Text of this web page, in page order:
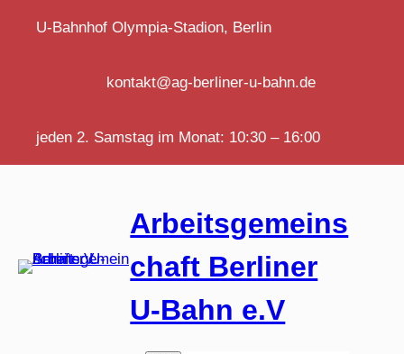
U-Bahnhof Olympia-Stadion, Berlin
kontakt@ag-berliner-u-bahn.de
jeden 2. Samstag im Monat: 10:30 – 16:00
Arbeitsgemeins
chaft Berliner
U-Bahn e.V